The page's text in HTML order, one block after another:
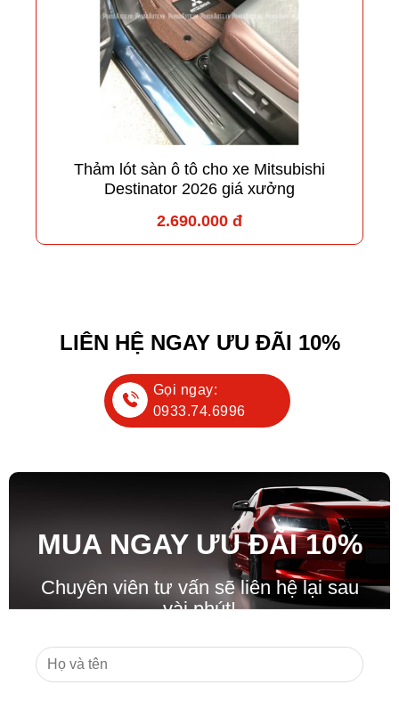
Thảm lót sàn ô tô cho xe Mitsubishi
Destinator 2026 giá xưởng
2.690.000 đ
LIÊN HỆ NGAY ƯU ĐÃI 10%
Gọi ngay:
0933.74.6996
MUA NGAY ƯU ĐÃI10%
Chuyên viên tư vấn sẽ liên hệ lại sau
vài phút!